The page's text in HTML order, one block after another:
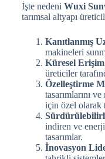
İşte nedeni Wuxi
tarımsal altyapı
Kanıtlanmış
makineleri
Küresel
üreticiler
Özelleştirme
tasarımlarını
için özel olarak
indiren ve
tasarımlar.
İnovasyon